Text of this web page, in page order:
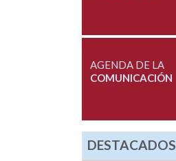
AGENDA DE LA
COMUNICACIÓN
DESTACADOS